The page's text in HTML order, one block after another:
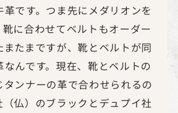
です。つま先にメダリオンを
に合わせてベルトもオーダー
またまですが、靴とベルトが同
なんです。現在、靴とベルトの
タンナーの革で合わせられるの
（仏）のブラックとデュプイ社